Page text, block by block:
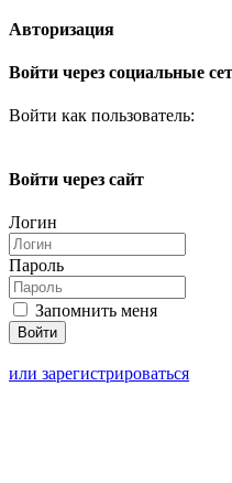
Авторизация
Войти через социальные
Войти как пользователь:
Войти через сайт
Логин
Пароль
Запомнить меня
или зарегистрироваться